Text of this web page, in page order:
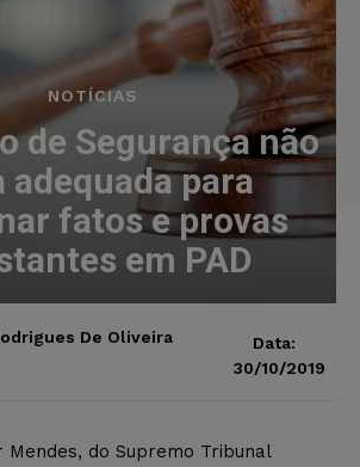
NOTÍCIAS
de Segurança não
adequada para
fatos e provas
em PAD
De Oliveira
Data:
30/10/2019
Mendes, do Supremo Tribunal